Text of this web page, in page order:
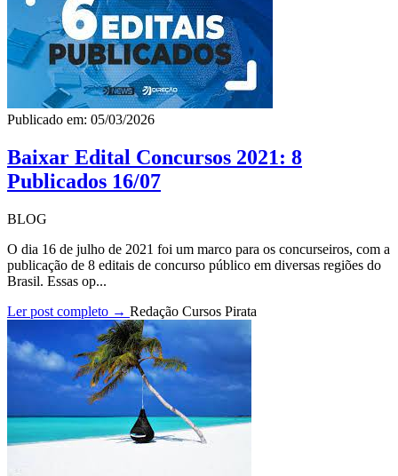
Publicado em: 05/03/2026
Baixar Edital Concursos 2021: 8
Publicados 16/07
BLOG
O dia 16 de julho de 2021 foi um marco para os concurseiros, com a
publicação de 8 editais de concurso público em diversas regiões do
Brasil. Essas op...
Ler post completo → Redação Cursos Pirata